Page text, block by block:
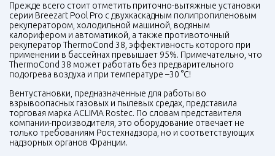
Прежде всего стоит отметить приточно-вытяжные установки
серии Breezart Pool Pro с двухкаскадным полипропиленовым
рекуператором, холодильной машиной, водяным
калорифером и автоматикой, а также противоточный
рекуператор ThermoCond 38, эффективность которого при
применении в бассейнах превышает 95%. Примечательно, что
ThermoCond 38 может работать без предварительного
подогрева воздуха и при температуре –30 °С!
Вентустановки, предназначенные для работы во
взрывоопасных газовых и пылевых средах, представила
торговая марка ACLIMA Rostec. По словам представителя
компании-производителя, это оборудование отвечает не
только требованиям Ростехнадзора, но и соответствующих
надзорных органов Франции.